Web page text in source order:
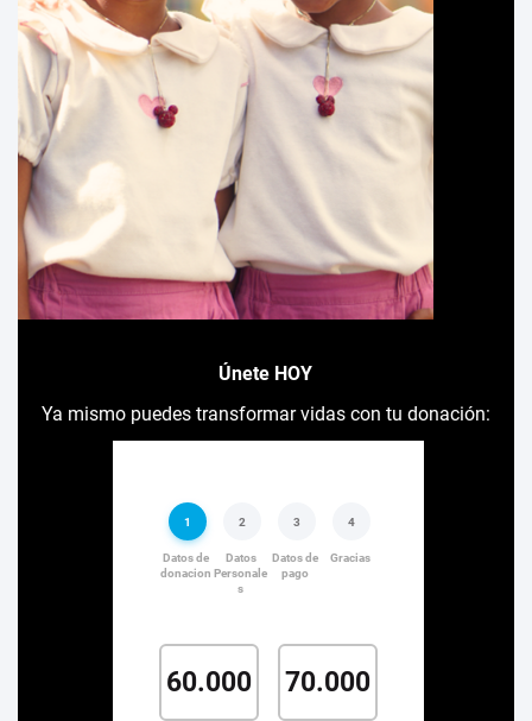
Únete HOY
Ya mismo puedes transformar vidas con tu donación: